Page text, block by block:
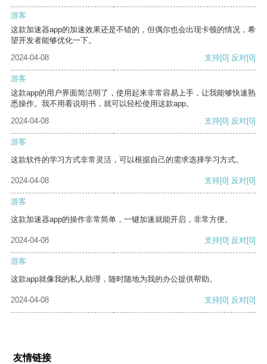
游客
这款加速器app的加速效果还是不错的，但偶尔也会出现卡顿的情况，希
望开发者能够优化一下。
2024-04-08
支持[0] 反对[0]
游客
这款app的用户界面简洁明了，使用起来非常容易上手，让我能够快速熟
悉操作。我不用看说明书，就可以轻松使用这款app。
2024-04-08
支持[0] 反对[0]
游客
这款软件的学习方式非常灵活，可以根据自己的需求选择学习方式。
2024-04-08 支持[0] 反对[0]
游客
这款加速器app的操作非常简单，一键加速就能开启，非常方便。
2024-04-08 支持[0] 反对[0]
游客
这款app就像我的私人助理，随时随地为我的办公提供帮助。
2024-04-08 支持[0] 反对[0]
友情链接